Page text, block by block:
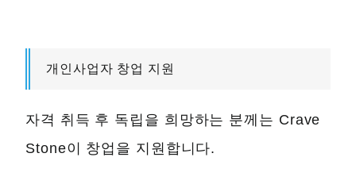
개인사업자 창업 지원
자격 취득 후 독립을 희망하는 분께는 Crave
Stone이 창업을 지원합니다.